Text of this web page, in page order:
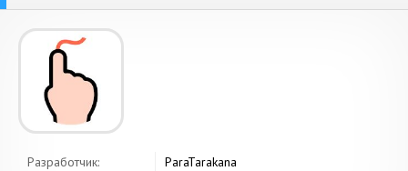
Разработчик:
ParaTarakana